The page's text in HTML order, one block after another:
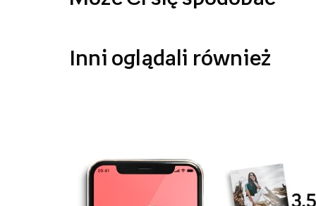
Inni oglądali również